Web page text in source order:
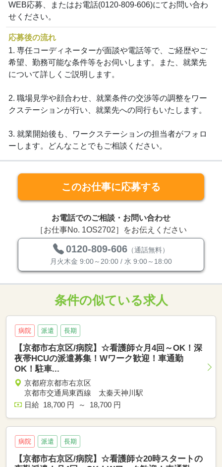
WEB応募、またはお電話(0120-809-606)にてお問い合わ
せください。
応募後の流れ
1. 専任コーディネーターが面談や電話等で、ご経歴やご
希望、勤務可能な条件等をお伺いします。また、就業先
について詳しくご説明します。
2. 職場見学や顔合わせ、就業条件の交渉等の調整をワー
クステーションが行い、就業先への同行もいたします。
3. 就業開始後も、ワークステーションの担当者がフォロ
ーします。どんなことでもご相談ください。
このお仕事に応募する
お電話でのご相談・お問い合わせ
［お仕事No. 1OS2702］をお伝えください
0120-809-606 （通話無料）
月火木金 9:00～20:00 / 水 9:00～18:00
条件の似ている求人
病院 派遣 長期
【京都市右京区/病院】☆看護師☆月4回～OK！深
夜帯HCUの派遣募集！Wワーク歓迎！車通勤
OK！駐車...
京都府京都市右京区
京都市交通局東西線 太秦天神川駅
日給 18,700 円 ～ 18,700 円
病院 派遣 長期
【京都市右京区/病院】☆看護師☆20時スタートの